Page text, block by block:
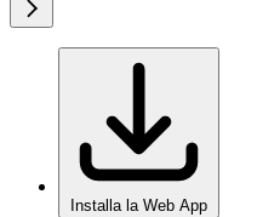
Installa la Web App